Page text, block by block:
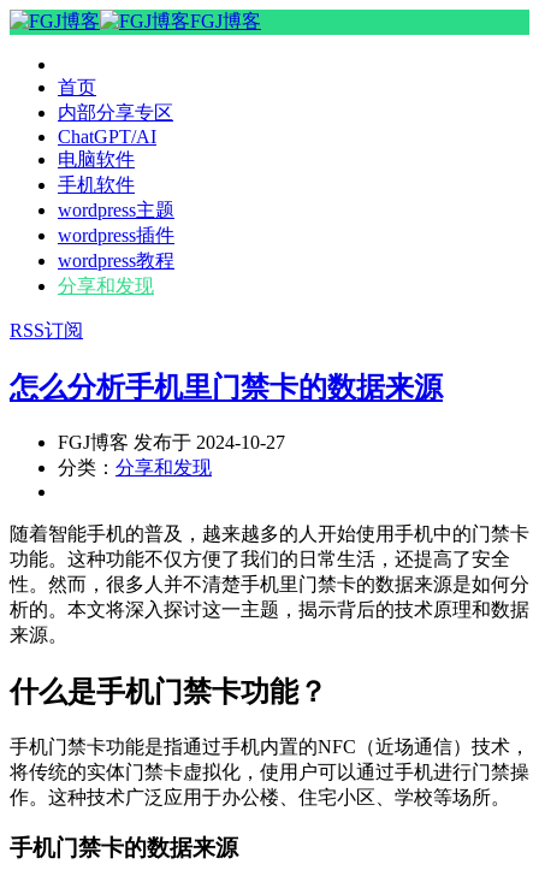
FGJ博客
首页
内部分享专区
ChatGPT/AI
电脑软件
手机软件
wordpress主题
wordpress插件
wordpress教程
分享和发现
RSS订阅
怎么分析手机里门禁卡的数据来源
FGJ博客 发布于 2024-10-27
分类： 分享和发现
随着智能手机的普及，越来越多的人开始使用手机中的门禁卡
功能。这种功能不仅方便了我们的日常生活，还提高了安全
性。然而，很多人并不清楚手机里门禁卡的数据来源是如何分
析的。本文将深入探讨这一主题，揭示背后的技术原理和数据
来源。
什么是手机门禁卡功能？
手机门禁卡功能是指通过手机内置的NFC（近场通信）技术，
将传统的实体门禁卡虚拟化，使用户可以通过手机进行门禁操
作。这种技术广泛应用于办公楼、住宅小区、学校等场所。
手机门禁卡的数据来源